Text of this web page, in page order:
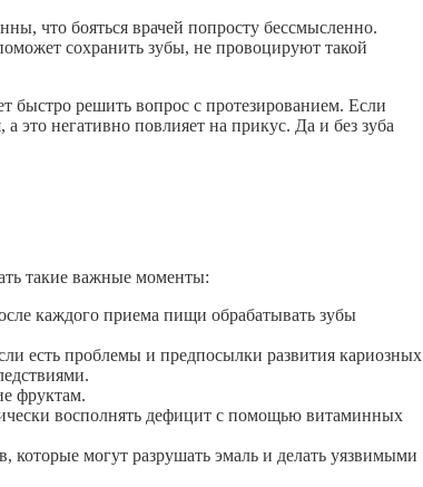
что бояться врачей попросту бессмысленно.
сохранить зубы, не провоцируют такой
быстро решить вопрос с протезированием. Если
это негативно повлияет на прикус. Да и без зуба
такие важные моменты:
каждого приема пищи обрабатывать зубы
есть проблемы и предпосылки развития кариозных
фруктам.
восполнять дефицит с помощью витаминных
могут разрушать эмаль и делать уязвимыми